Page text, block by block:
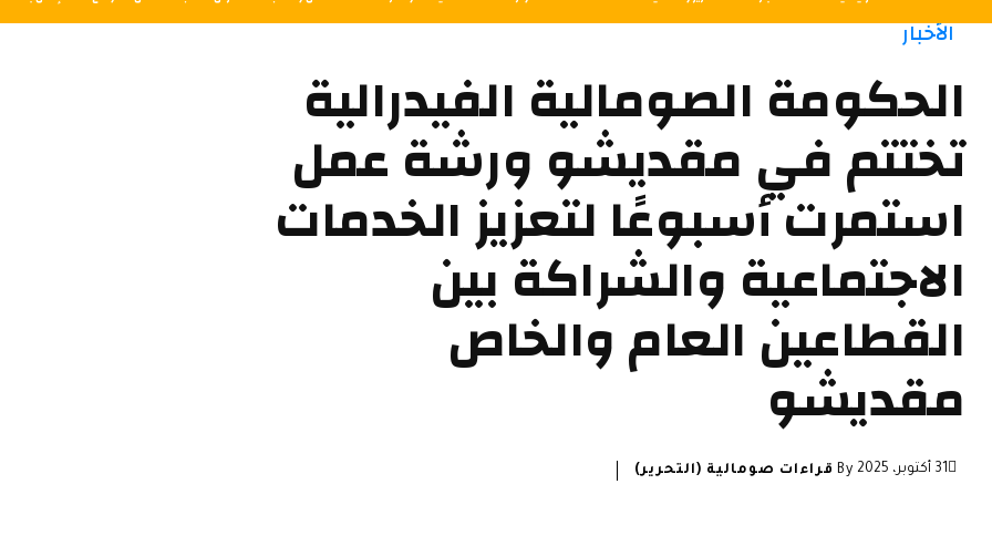
الأخبار
الحكومة الصومالية الفيدرالية
تختتم في مقديشو ورشة عمل
استمرت أسبوعًا لتعزيز الخدمات
الاجتماعية والشراكة بين
القطاعين العام والخاص
مقديشو
31 أكتوبر، 2025 By قراءات صومالية (التحرير)